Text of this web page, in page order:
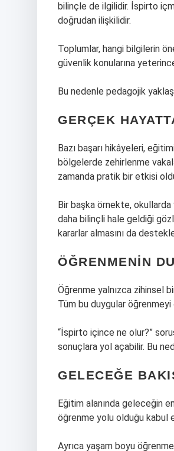
bilinçle de ilgilidir. İspirto
doğrudan ilişkilidir.
Toplumlar, hangi bilgilerin
güvenlik konularına
Bu nedenle pedagojik
GERÇEK
Bazı başarı hikâyeleri,
bölgelerde zehirlenme
zamanda pratik bir etkisi
Bir başka örnekte,
daha bilinçli hale geldiği
kararlar almasını da
ÖĞRENMENIN
Öğrenme yalnızca zihinsel
Tüm bu duygular öğrenmeyi
“İspirto içince ne olur?”
sonuçlara yol açabilir. Bu
GELECEĞE
Eğitim alanında geleceğin
öğrenme yolu olduğu kabul
Ayrıca yaşam boyu